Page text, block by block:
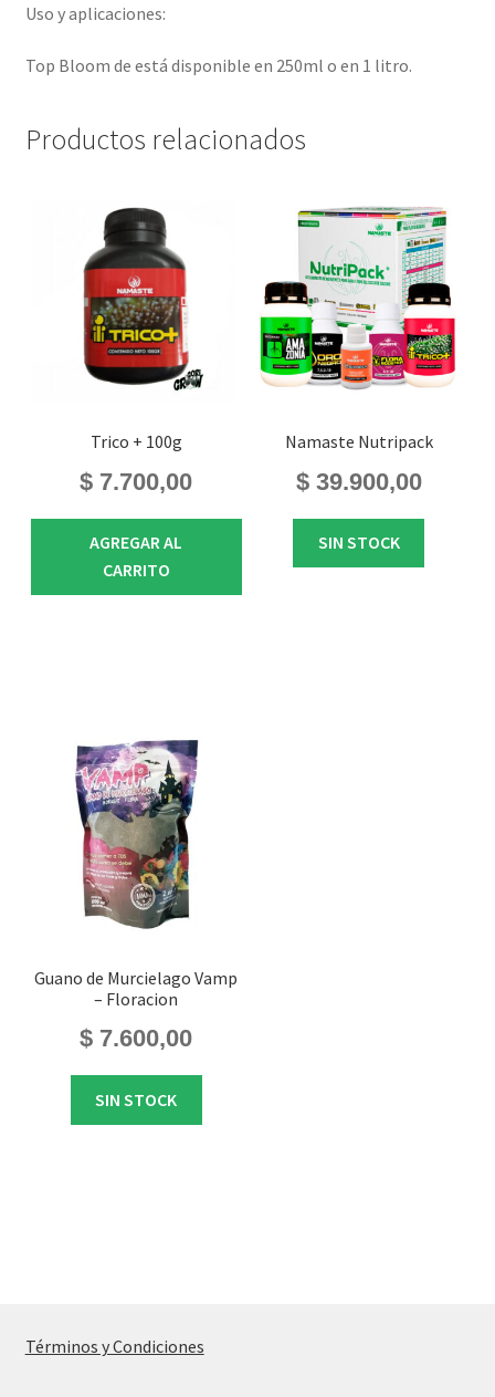
Uso y aplicaciones:
Top Bloom de está disponible en 250ml o en 1 litro.
Productos relacionados
Trico + 100g
$ 7.700,00
AGREGAR AL
CARRITO
Namaste Nutripack
$39.900,00
SIN STOCK
Guano de Murcielago Vamp
– Floracion
$ 7.600,00
SIN STOCK
Términos y Condiciones